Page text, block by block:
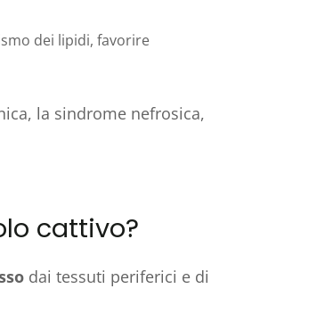
dei lipidi, favorire
la sindrome nefrosica,
cattivo?
dai tessuti periferici e di